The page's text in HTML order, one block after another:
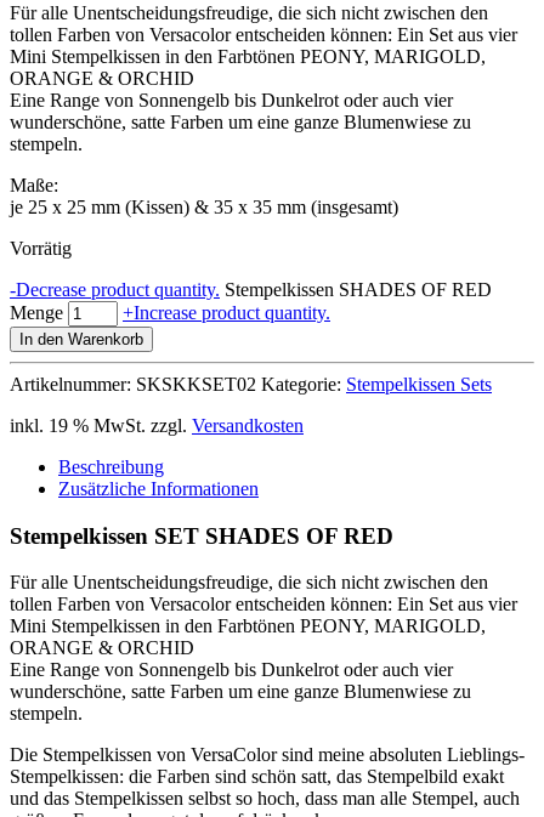
Für alle Unentscheidungsfreudige, die sich nicht zwischen den
tollen Farben von Versacolor entscheiden können: Ein Set aus vier
Mini Stempelkissen in den Farbtönen PEONY, MARIGOLD,
ORANGE & ORCHID
Eine Range von Sonnengelb bis Dunkelrot oder auch vier
wunderschöne, satte Farben um eine ganze Blumenwiese zu
stempeln.
Maße:
je 25 x 25 mm (Kissen) & 35 x 35 mm (insgesamt)
Vorrätig
-Decrease product quantity. Stempelkissen SHADES OF RED
Menge
+Increase product quantity.
In den Warenkorb
Artikelnummer: SKSKKSET02 Kategorie: Stempelkissen Sets
inkl. 19 % MwSt. zzgl. Versandkosten
Beschreibung
Zusätzliche Informationen
Stempelkissen SET SHADES OF RED
Für alle Unentscheidungsfreudige, die sich nicht zwischen den
tollen Farben von Versacolor entscheiden können: Ein Set aus vier
Mini Stempelkissen in den Farbtönen PEONY, MARIGOLD,
ORANGE & ORCHID
Eine Range von Sonnengelb bis Dunkelrot oder auch vier
wunderschöne, satte Farben um eine ganze Blumenwiese zu
stempeln.
Die Stempelkissen von VersaColor sind meine absoluten Lieblings-
Stempelkissen: die Farben sind schön satt, das Stempelbild exakt
und das Stempelkissen selbst so hoch, dass man alle Stempel, auch